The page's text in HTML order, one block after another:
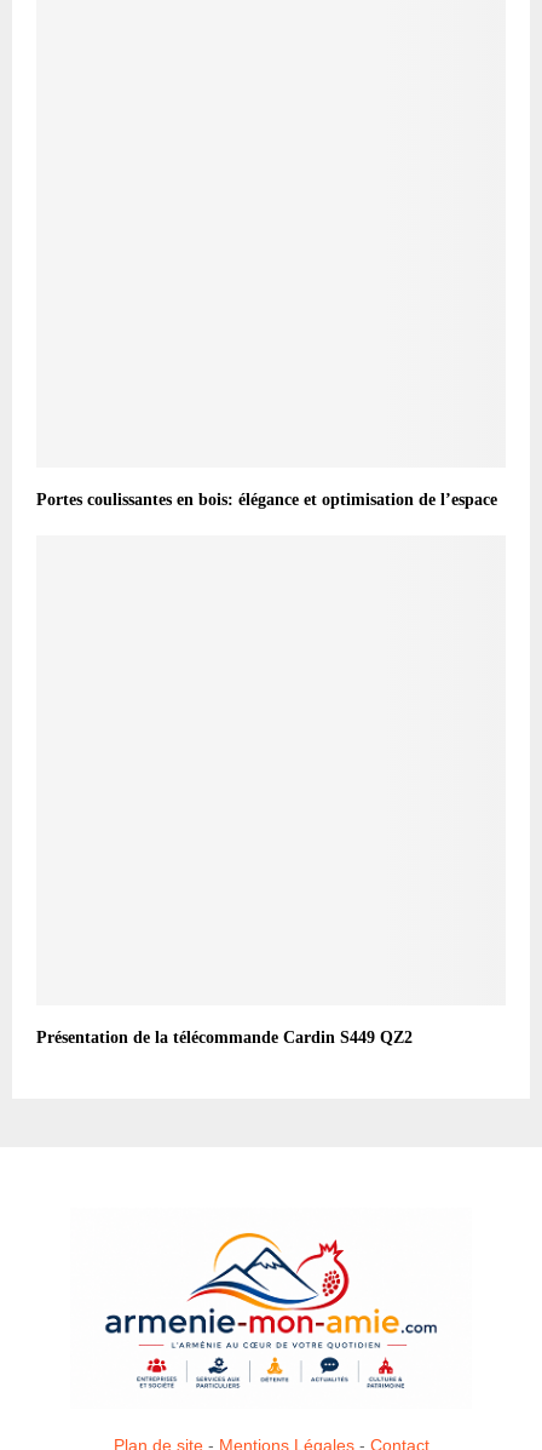
Portes coulissantes en bois: élégance et optimisation de l’espace
Présentation de la télécommande Cardin S449 QZ2
Plan de site- Mentions Légales- Contact